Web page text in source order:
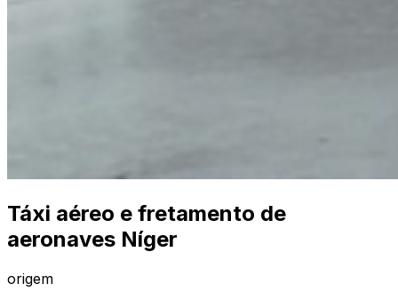
Táxi aéreo e fretamento de
aeronaves Níger
origem